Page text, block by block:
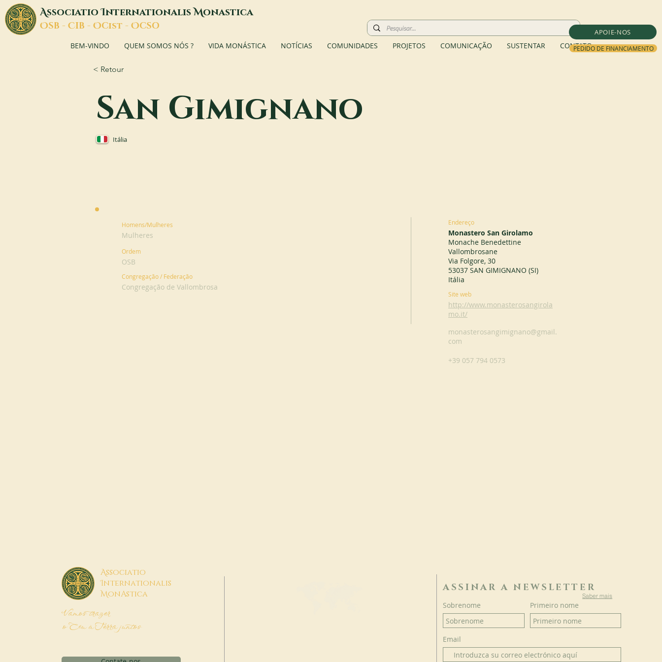
APOIE-NOS
PEDIDO DE FINANCIAMENTO
AssociatioInternationalisMonastica
OSB - CIB - OCist - OCSO
BEM-VINDO QUEM SOMOS NÓS ? VIDA MONÁSTICA NOTÍCIAS COMUNIDADES PROJETOS COMUNICAÇÃO SUSTENTAR CONTATO
< Retour
San Gimignano
Itália
Homens/Mulheres
Mulheres
Ordem
OSB
Congregação / Federação
Congregação de Vallombrosa
Endereço
Monastero San Girolamo
Monache Benedettine
Vallombrosane
Via Folgore, 30
53037 SAN GIMIGNANO (SI)
Itália
Site web
http://www.monasterosangirola
mo.it/
monasterosangimignano@gmail.
com
+39 057 794 0573
Associatio
Internationalis
MonAstica
Vamos trazer
o Céu à Terra juntos
ASSINAR A NEWSLETTER
Saber mais
Sobrenome Primeiro nome
Email